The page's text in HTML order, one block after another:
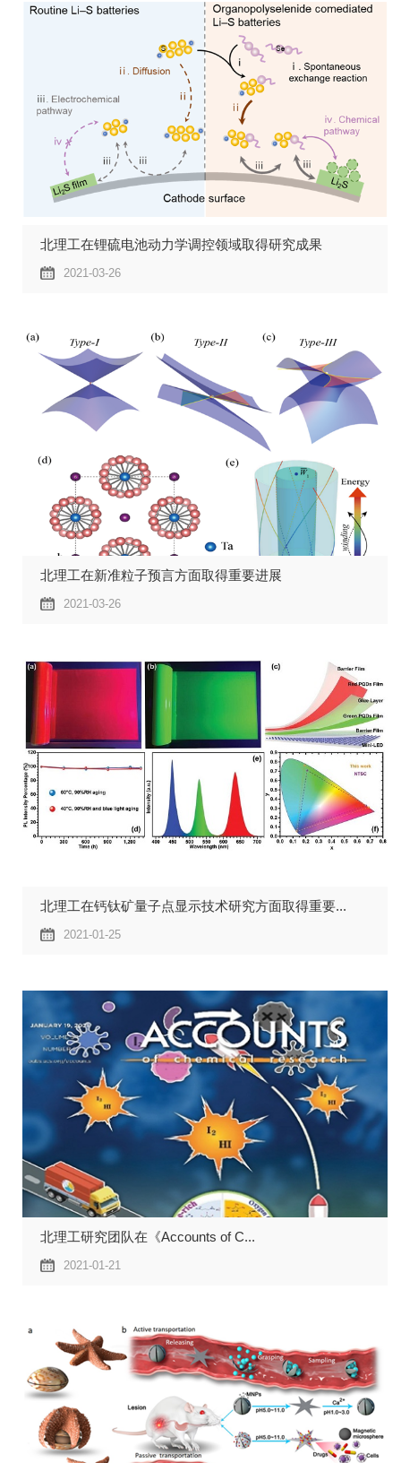
北理工在锂硫电池动力学调控领域取得研究成果
2021-03-26
北理工在新准粒子预言方面取得重要进展
2021-03-26
北理工在钙钛矿量子点显示技术研究方面取得重要...
2021-01-25
北理工研究团队在《Accounts of C...
2021-01-21